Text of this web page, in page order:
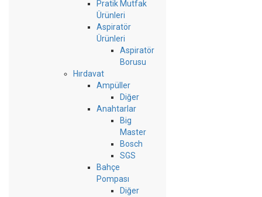
Pratik Mutfak
Ürünleri
Aspiratör
Ürünleri
Aspiratör
Borusu
Hırdavat
Ampüller
Diğer
Anahtarlar
Big
Master
Bosch
SGS
Bahçe
Pompası
Diğer